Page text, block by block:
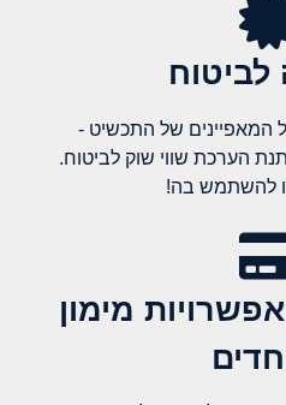
לביטוח
של התכשיט -
הערכת שווי שוק לביטוח.
להשתמש בה!
מימון